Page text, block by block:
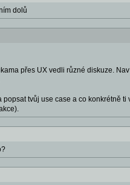
dolů
přes UX vedli různé diskuze.
tvůj use case a co konkrétně